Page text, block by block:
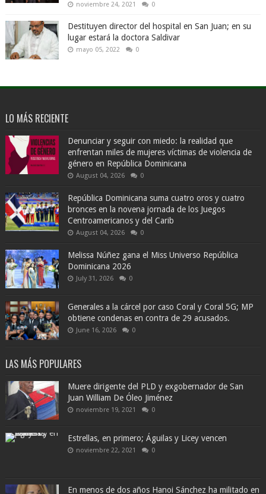
noviembre 24, 2021 0
Destituyen director del hospital en San Juan; en su
lugar estará la doctora Saldivar
mayo 05, 2022 0
LO MÁS RECIENTE
Denunciar y seguir con miedo: la realidad que
enfrentan miles de mujeres víctimas de violencia de
género en República Dominicana
August 04, 2026 0
República Dominicana suma cuatro oros y cuatro
bronces en la novena jornada de los Juegos
Centroamericanos y del Carib
August 04, 2026 0
Melissa Núñez gana el Miss Universo República
Dominicana 2026
July 31, 2026 0
Generales a la cárcel por caso Coral y Coral 5G; MP
obtiene condenas en contra de 29 acusados.
June 16, 2026 0
LAS MÁS POPULARES
Muere dirigente del PLD y exgobernador de San
Juan William De Óleo Jiménez
noviembre 19, 2021 0
Estrellas, en primero; Águilas y Licey vencen
noviembre 22, 2021 0
En menos de dos años Hanoi Sánchez ha militado en